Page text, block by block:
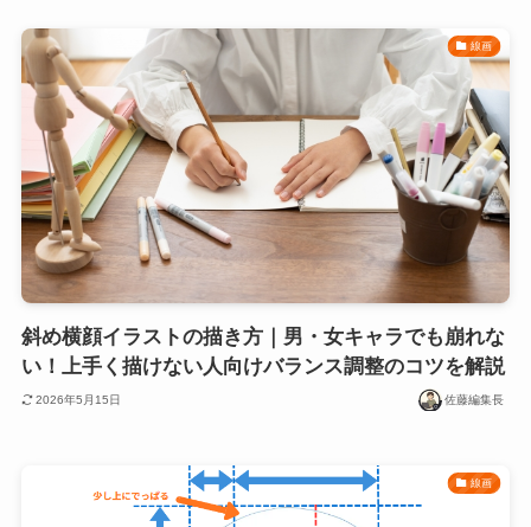
線画
斜め横顔イラストの描き方｜男・女キャラでも崩れな
い！上手く描けない人向けバランス調整のコツを解説
2026年5月15日 佐藤編集長
線画